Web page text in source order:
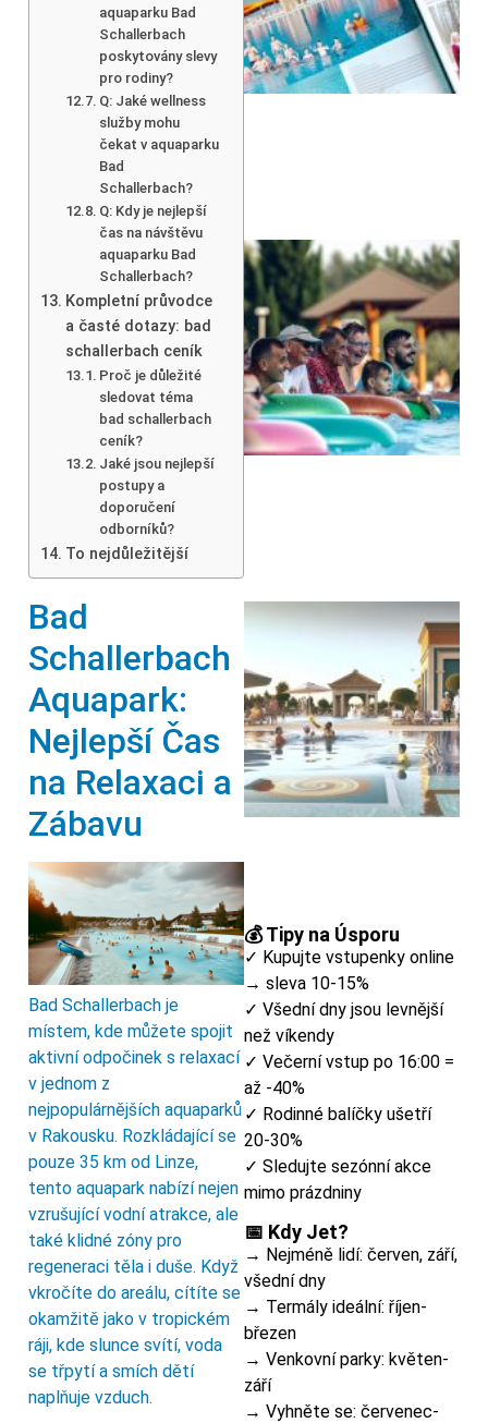
aquaparku Bad
Schallerbach
poskytovány slevy
pro rodiny?
Q: Jaké wellness
služby mohu
čekat v aquaparku
Bad
Schallerbach?
Q: Kdy je nejlepší
čas na návštěvu
aquaparku Bad
Schallerbach?
Kompletní průvodce
a časté dotazy: bad
schallerbach ceník
Proč je důležité
sledovat téma
bad schallerbach
ceník?
Jaké jsou nejlepší
postupy a
doporučení
odborníků?
To nejdůležitější
Bad
Schallerbach
Aquapark:
Nejlepší Čas
na Relaxaci a
Zábavu
Bad Schallerbach je
místem, kde můžete spojit
aktivní odpočinek s relaxací
v jednom z
nejpopulárnějších aquaparků
v Rakousku. Rozkládající se
pouze 35 km od Linze,
tento aquapark nabízí nejen
vzrušující vodní atrakce, ale
také klidné zóny pro
regeneraci těla i duše. Když
vkročíte do areálu, cítíte se
okamžitě jako v tropickém
ráji, kde slunce svítí, voda
se třpytí a smích dětí
naplňuje vzduch.
💰 Tipy na Úsporu
✓ Kupujte vstupenky online
→ sleva 10-15%
✓ Všední dny jsou levnější
než víkendy
✓ Večerní vstup po 16:00 =
až -40%
✓ Rodinné balíčky ušetří
20-30%
✓ Sledujte sezónní akce
mimo prázdniny
📅 Kdy Jet?
→ Nejméně lidí: červen, září,
všední dny
→ Termály ideální: říjen-
březen
→ Venkovní parky: květen-
září
→ Vyhněte se: červenec-